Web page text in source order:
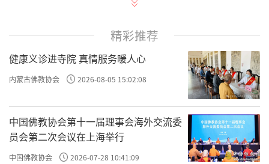
灵岩山上馆娃宫
灵岩山寺原为吴王馆娃宫旧址，东晋司空
陆玩舍宅为寺，梁天监年间复增拓建。据《吴
精彩推荐
健康义诊进寺院 真情服务暖人心
内蒙古佛教协会 2026-08-05 15:02:08
中国佛教协会第十一届理事会海外交流委
员会第二次会议在上海举行
中国佛教协会 2026-07-28 10:41:09